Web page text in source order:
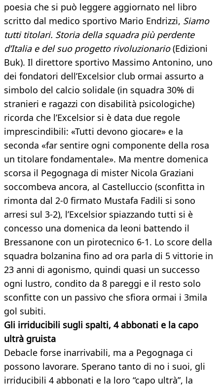
poesia che si può leggere aggiornato nel libro
scritto dal medico sportivo Mario Endrizzi, Siamo
tutti titolari. Storia della squadra più perdente
d’Italia e del suo progetto rivoluzionario(Edizioni
Buk). Il direttore sportivo Massimo Antonino, uno
dei fondatori dell’Excelsior club ormai assurto a
simbolo del calcio solidale (in squadra 30% di
stranieri e ragazzi con disabilità psicologiche)
ricorda che l’Excelsior si è data due regole
imprescindibili: «Tutti devono giocare» e la
seconda «far sentire ogni componente della rosa
un titolare fondamentale». Ma mentre domenica
scorsa il Pegognaga di mister Nicola Graziani
soccombeva ancora, al Castelluccio (sconfitta in
rimonta dal 2-0 firmato Mustafa Fadili si sono
arresi sul 3-2), l’Excelsior spiazzando tutti si è
concesso una domenica da leoni battendo il
Bressanone con un pirotecnico 6-1. Lo score della
squadra bolzanina fino ad ora parla di 5 vittorie in
23 anni di agonismo, quindi quasi un successo
ogni lustro, condito da 8 pareggi e il resto solo
sconfitte con un passivo che sfiora ormai i 3mila
gol subiti.
Gli irriducibili sugli spalti, 4 abbonati e la capo
ultrà gruista
Debacle forse inarrivabili, ma a Pegognaga ci
possono lavorare. Sperano tanto di no i suoi, gli
irriducibili 4 abbonati e la loro “capo ultrà”, la